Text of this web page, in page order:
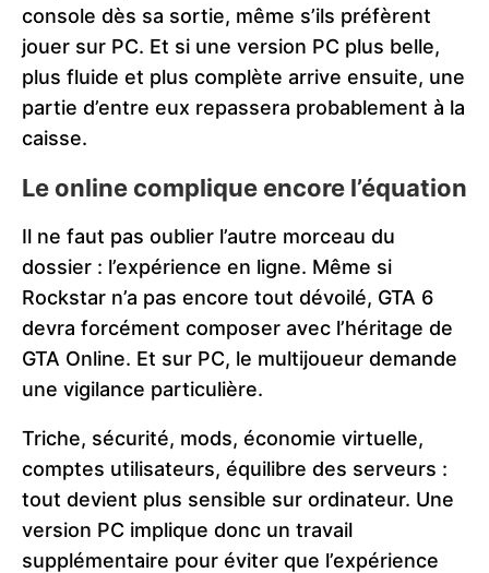
console dès sa sortie, même s’ils préfèrent
jouer sur PC. Et si une version PC plus belle,
plus fluide et plus complète arrive ensuite, une
partie d’entre eux repassera probablement à la
caisse.
Le online complique encore l’équation
Il ne faut pas oublier l’autre morceau du
dossier : l’expérience en ligne. Même si
Rockstar n’a pas encore tout dévoilé, GTA 6
devra forcément composer avec l’héritage de
GTA Online. Et sur PC, le multijoueur demande
une vigilance particulière.
Triche, sécurité, mods, économie virtuelle,
comptes utilisateurs, équilibre des serveurs :
tout devient plus sensible sur ordinateur. Une
version PC implique donc un travail
supplémentaire pour éviter que l’expérience